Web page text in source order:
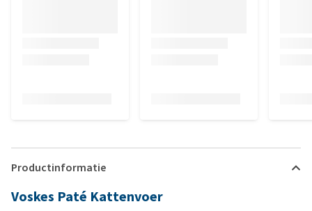
Productinformatie
Voskes Paté Kattenvoer